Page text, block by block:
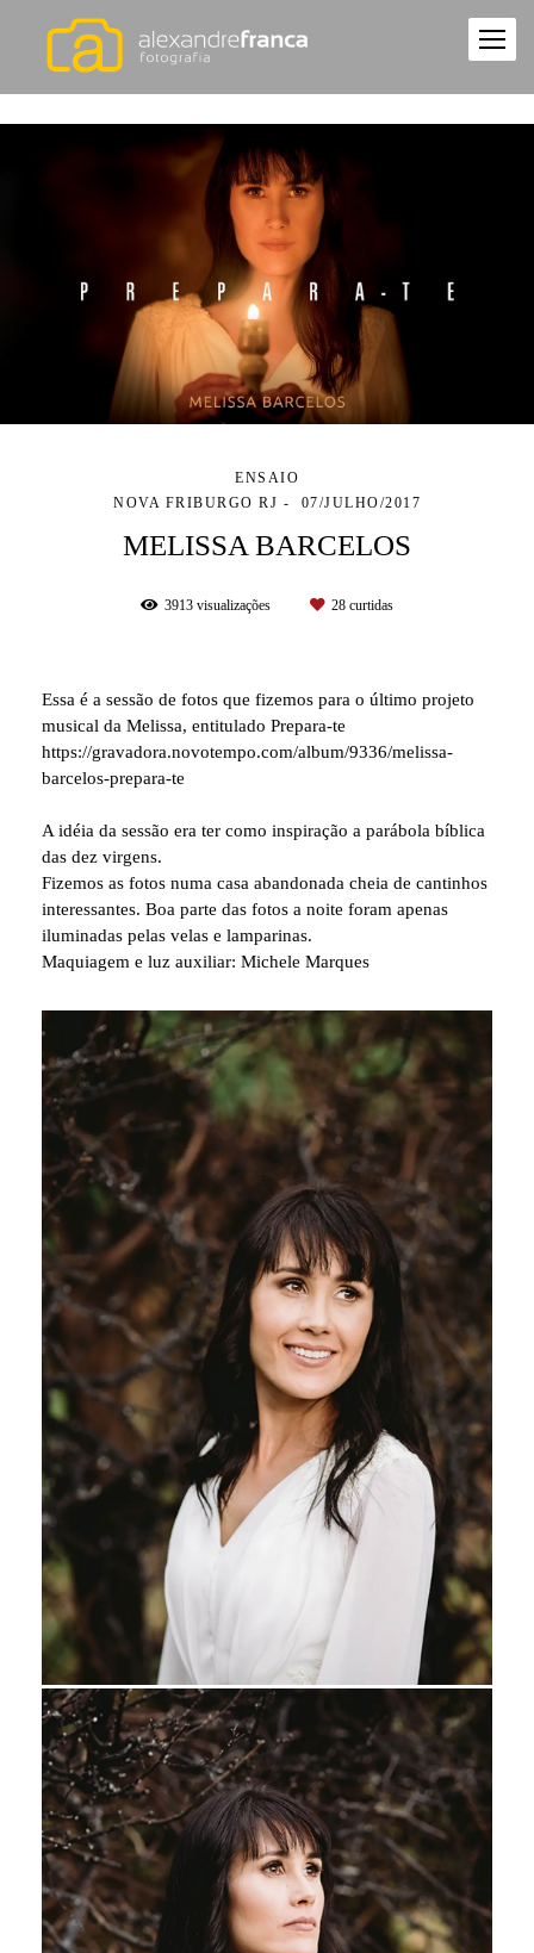
ENSAIO
NOVA FRIBURGO RJ
07/JULHO/2017
MELISSA BARCELOS
3913 visualizações 28 curtidas
Essa é a sessão de fotos que fizemos para o último projeto
musical da Melissa, entitulado Prepara-te
https://gravadora.novotempo.com/album/9336/melissa-
barcelos-prepara-te
A idéia da sessão era ter como inspiração a parábola bíblica
das dez virgens.
Fizemos as fotos numa casa abandonada cheia de cantinhos
interessantes. Boa parte das fotos a noite foram apenas
iluminadas pelas velas e lamparinas.
Maquiagem e luz auxiliar: Michele Marques